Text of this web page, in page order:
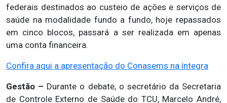
federais destinados ao custeio de ações e serviços de
saúde na modalidade fundo a fundo, hoje repassados
em cinco blocos, passará a ser realizada em apenas
uma conta financeira.
Confira aqui a apresentação do Conasems na íntegra
Gestão – Durante o debate, o secretário da Secretaria
de Controle Externo de Saúde do TCU, Marcelo André,